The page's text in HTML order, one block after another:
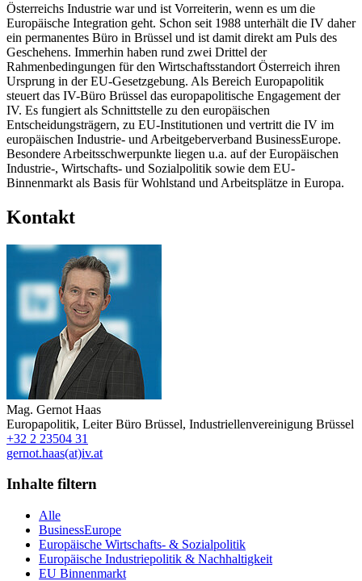
Österreichs Industrie war und ist Vorreiterin, wenn es um die
Europäische Integration geht. Schon seit 1988 unterhält die IV daher
ein permanentes Büro in Brüssel und ist damit direkt am Puls des
Geschehens. Immerhin haben rund zwei Drittel der
Rahmenbedingungen für den Wirtschaftsstandort Österreich ihren
Ursprung in der EU-Gesetzgebung. Als Bereich Europapolitik
steuert das IV-Büro Brüssel das europapolitische Engagement der
IV. Es fungiert als Schnittstelle zu den europäischen
Entscheidungsträgern, zu EU-Institutionen und vertritt die IV im
europäischen Industrie- und Arbeitgeberverband BusinessEurope.
Besondere Arbeitsschwerpunkte liegen u.a. auf der Europäischen
Industrie-, Wirtschafts- und Sozialpolitik sowie dem EU-
Binnenmarkt als Basis für Wohlstand und Arbeitsplätze in Europa.
Kontakt
Mag. Gernot Haas
Europapolitik, Leiter Büro Brüssel, Industriellenvereinigung Brüssel
+32 2 23504 31
gernot.haas(at)iv.at
Inhalte filtern
Alle
BusinessEurope
Europäische Wirtschafts- & Sozialpolitik
Europäische Industriepolitik & Nachhaltigkeit
EU Binnenmarkt